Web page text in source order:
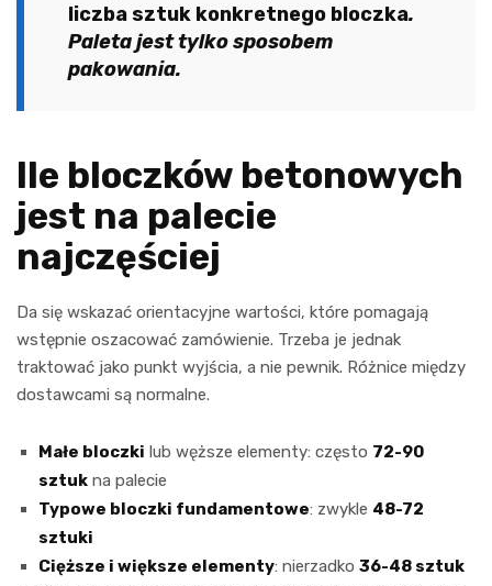
liczba sztuk konkretnego bloczka.
Paleta jest tylko sposobem
pakowania.
Ile bloczków betonowych
jest na palecie
najczęściej
Da się wskazać orientacyjne wartości, które pomagają
wstępnie oszacować zamówienie. Trzeba je jednak
traktować jako punkt wyjścia, a nie pewnik. Różnice między
dostawcami są normalne.
Małe bloczki lub węższe elementy: często 72-90
sztuk na palecie
Typowe bloczki fundamentowe: zwykle 48-72
sztuki
Cięższe i większe elementy: nierzadko 36-48 sztuk